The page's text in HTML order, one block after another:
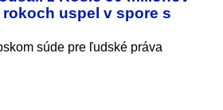
rokoch uspel v spore s
súde pre ľudské práva